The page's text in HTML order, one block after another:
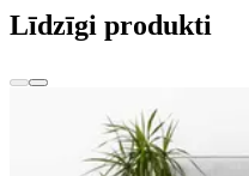
Līdzīgi produkti